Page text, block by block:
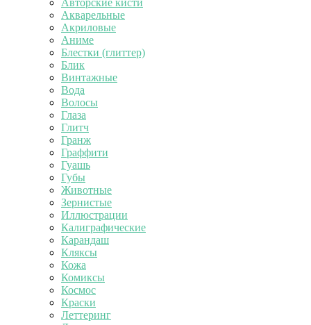
Авторские кисти
Акварельные
Акриловые
Аниме
Блестки (глиттер)
Блик
Винтажные
Вода
Волосы
Глаза
Глитч
Гранж
Граффити
Гуашь
Губы
Животные
Зернистые
Иллюстрации
Калиграфические
Карандаш
Кляксы
Кожа
Комиксы
Космос
Краски
Леттеринг